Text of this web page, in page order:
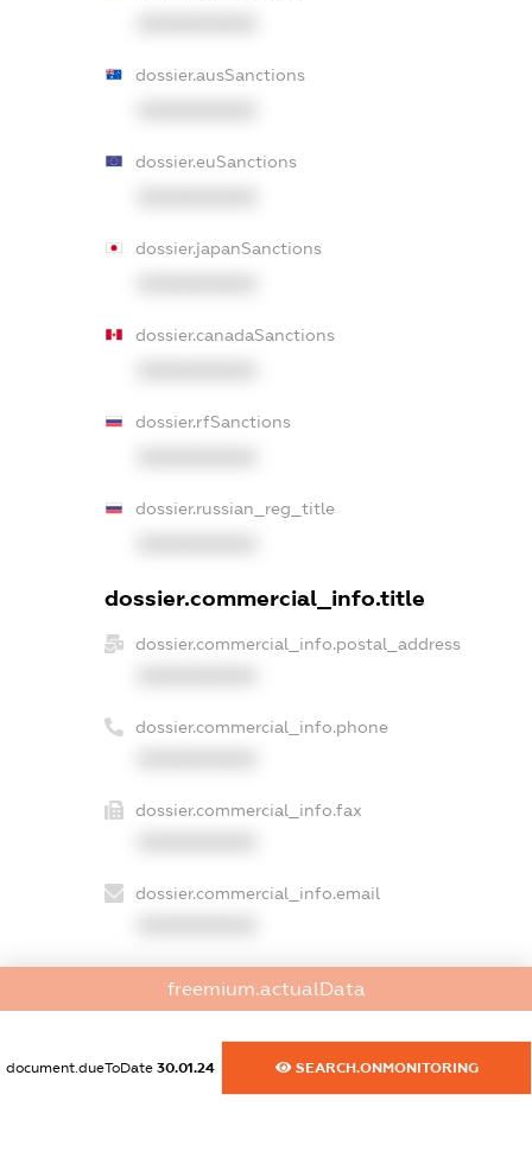
dossier.ausSanctions
dossier.euSanctions
dossier.japanSanctions
dossier.canadaSanctions
dossier.rfSanctions
dossier.russian_reg_title
dossier.commercial_info.title
dossier.commercial_info.postal_address
dossier.commercial_info.phone
dossier.commercial_info.fax
dossier.commercial_info.email
XXXXXXXXXX
dossier.commercial_info.activity
XXXXXXXXXX
freemium.actualData
document.dueToDate 30.01.24 SEARCH.ONMONITORING